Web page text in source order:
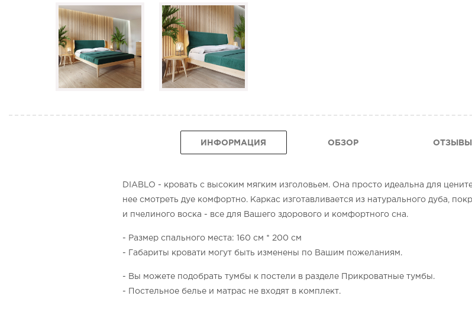
ИНФОРМАЦИЯ ОБЗОР ОТЗЫВЫ
DIABLO - кровать с высоким мягким изголовьем. Она просто идеальна для
нее смотреть дуе комфортно. Каркас изготавливается из натурального дуба,
и пчелиного воска - все для Вашего здорового и комфортного сна.
- Размер спального места: 160 см * 200 см
- Габариты кровати могут быть изменены по Вашим пожеланиям.
- Вы можете подобрать тумбы к постели в разделе Прикроватные тумбы.
- Постельное белье и матрас не входят в комплект.